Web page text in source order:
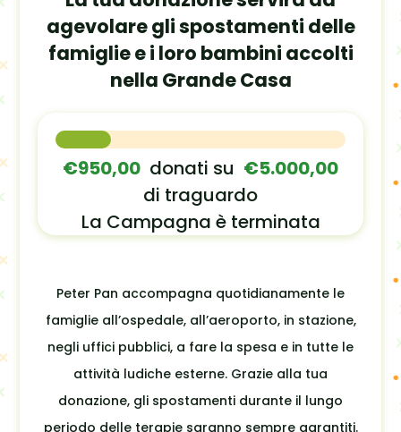
agevolare gli spostamenti delle
famiglie e i loro bambini accolti
nella Grande Casa
€950,00 donati su €5.000,00
di traguardo
La Campagna è terminata
Peter Pan accompagna quotidianamente le
famiglie all’ospedale, all’aeroporto, in stazione,
negli uffici pubblici, a fare la spesa e in tutte le
attività ludiche esterne. Grazie alla tua
donazione, gli spostamenti durante il lungo
periodo delle terapie saranno sempre garantiti.